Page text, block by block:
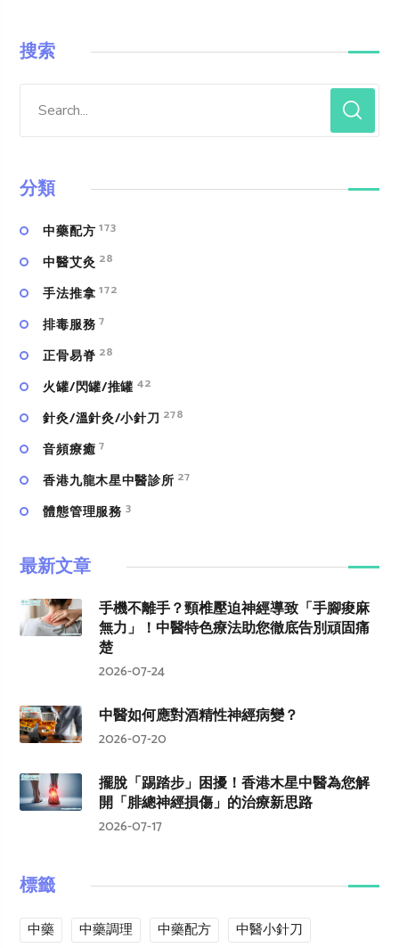
搜索
分類
中藥配方 173
中醫艾灸 28
手法推拿 172
排毒服務 7
正骨易脊 28
火罐/閃罐/推罐 42
針灸/溫針灸/小針刀 278
⾳頻療癒 7
香港九龍木星中醫診所 27
體態管理服務 3
最新文章
手機不離手？頸椎壓迫神經導致「手腳痠麻
無力」！中醫特色療法助您徹底告別頑固痛
楚
2026-07-24
中醫如何應對酒精性神經病變？
2026-07-20
擺脫「踢踏步」困擾！香港木星中醫為您解
開「腓總神經損傷」的治療新思路
2026-07-17
標籤
中藥 中藥調理 中藥配方 中醫小針刀